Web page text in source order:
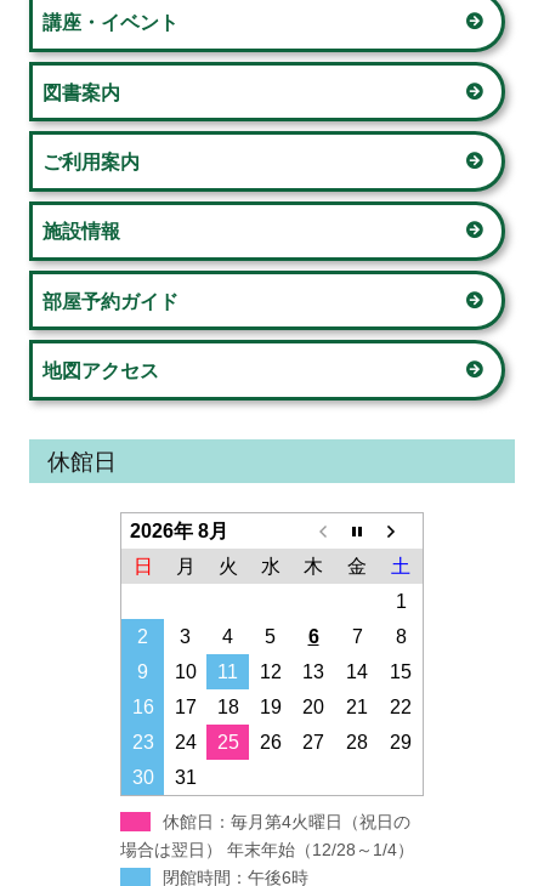
ン
サ
イ
ド
バ
ー
講座・イベント
図書案内
ご利用案内
施設情報
部屋予約ガイド
地図アクセス
休館日
2026年 8月
日
月 火 水 木 金
土
1
2
3 4 5 6 7
8
9
10 11 12 13 14
15
16
17 18 19 20 21
22
23
24 25 26 27 28
29
30
31
休館日：毎月第4火曜日（祝日の
場合は翌日） 年末年始（12/28～1/4）
閉館時間：午後6時